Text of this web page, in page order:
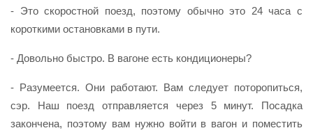
- Это скоростной поезд, поэтому обычно это 24 часа с
короткими остановками в пути.
- Довольно быстро. В вагоне есть кондиционеры?
- Разумеется. Они работают. Вам следует поторопиться,
сэр. Наш поезд отправляется через 5 минут. Посадка
закончена, поэтому вам нужно войти в вагон и поместить